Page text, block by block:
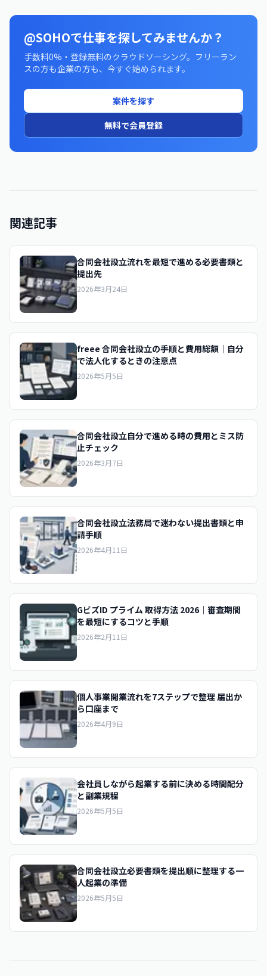
@SOHOで仕事を探してみませんか？
手数料0%・登録無料のクラウドソーシング。フリーラン
スの方も企業の方も、今すぐ始められます。
案件を探す
無料で会員登録
関連記事
合同会社設立流れを最短で進める必要書類と
提出先
2026年3月24日
freee 合同会社設立の手順と費用総額｜自分
で法人化するときの注意点
2026年5月5日
合同会社設立自分で進める時の費用とミス防
止チェック
2026年3月7日
合同会社設立法務局で迷わない提出書類と申
請手順
2026年4月11日
GビズID プライム 取得方法 2026｜審査期間
を最短にするコツと手順
2026年2月11日
個人事業開業流れを7ステップで整理 届出か
ら口座まで
2026年4月9日
会社員しながら起業する前に決める時間配分
と副業規程
2026年5月5日
合同会社設立必要書類を提出順に整理する一
人起業の準備
2026年5月5日